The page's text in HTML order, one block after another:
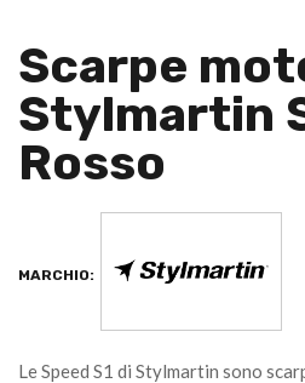
Scarpe
Stylmartin
Rosso
MARCHIO:
Le Speed S1 di Stylmartin sono